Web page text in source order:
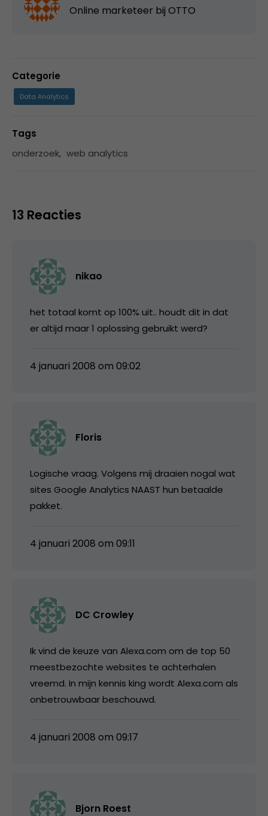
Online marketeer bij OTTO
Categorie
Data Analytics
Tags
onderzoek, web analytics
13 Reacties
nikao
het totaal komt op 100% uit.. houdt dit in dat
er altijd maar 1 oplossing gebruikt werd?
4 januari 2008 om 09:02
Floris
Logische vraag. Volgens mij draaien nogal wat
sites Google Analytics NAAST hun betaalde
pakket.
4 januari 2008 om 09:11
DC Crowley
Ik vind de keuze van Alexa.com om de top 50
meestbezochte websites te achterhalen
vreemd. In mijn kennis king wordt Alexa.com als
onbetrouwbaar beschouwd.
4 januari 2008 om 09:17
Bjorn Roest